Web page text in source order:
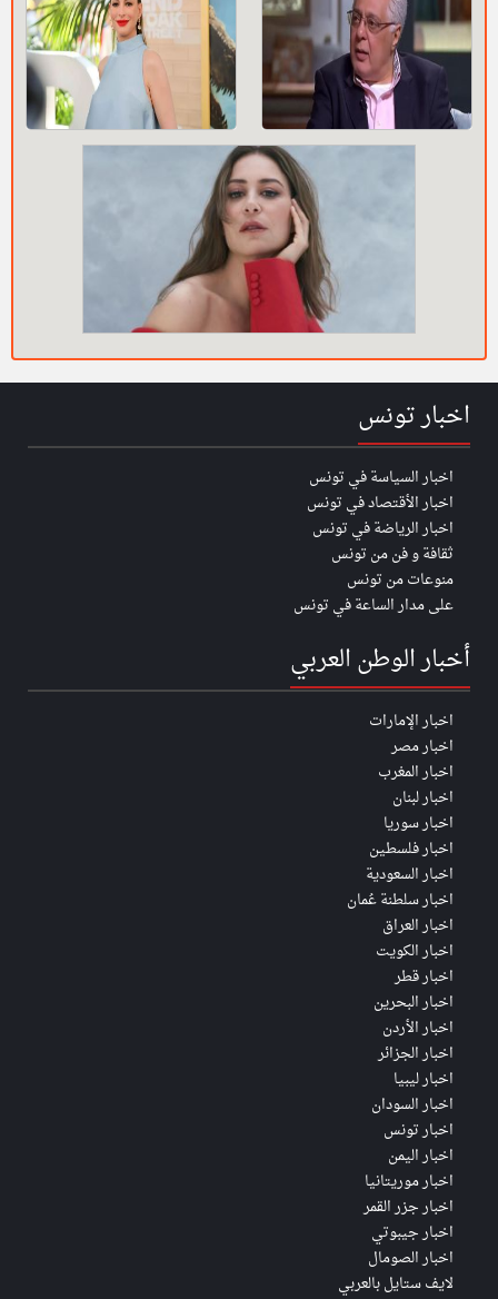
اخبار تونس
اخبار السياسة في تونس
اخبار الأقتصاد في تونس
اخبار الرياضة في تونس
ثقافة و فن من تونس
منوعات من تونس
على مدار الساعة في تونس
أخبار الوطن العربي
اخبار الإمارات
اخبار مصر
اخبار المغرب
اخبار لبنان
اخبار سوريا
اخبار فلسطين
اخبار السعودية
اخبار سلطنة عُمان
اخبار العراق
اخبار الكويت
اخبار قطر
اخبار البحرين
اخبار الأردن
اخبار الجزائر
اخبار ليبيا
اخبار السودان
اخبار تونس
اخبار اليمن
اخبار موريتانيا
اخبار جزر القمر
اخبار جيبوتي
اخبار الصومال
لايف ستايل بالعربي